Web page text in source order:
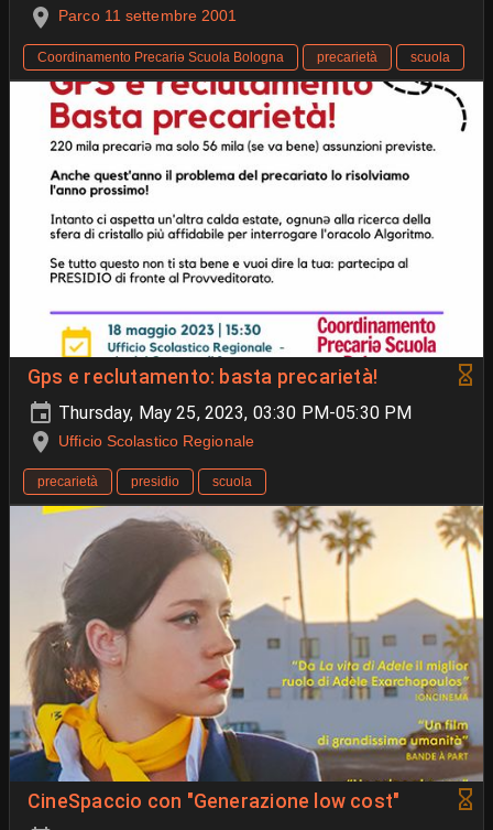
Parco 11 settembre 2001
Coordinamento Precariə Scuola Bologna precarietà scuola
Gps e reclutamento: basta precarietà!
Thursday, May 25, 2023, 03:30 PM-05:30 PM
Ufficio Scolastico Regionale
precarietà presidio scuola
CineSpaccio con "Generazione low cost"